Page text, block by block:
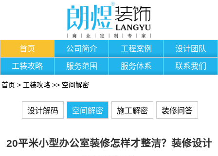
首页 公司简介 工程案例 设计团队
工装攻略 服务范围 服务体系 联系我们
首页 > 工装攻略 >> 空间解密
设计解码 空间解密 施工解密 装修问答
20平米小型办公室装修怎样才整洁？装修设计